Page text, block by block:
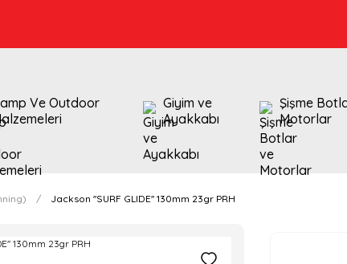
Ve Outdoor
Giyim ve
Ayakkabı
Şişme
Motorlar
Jackson ''SURF GLIDE'' 130mm 23gr PRH